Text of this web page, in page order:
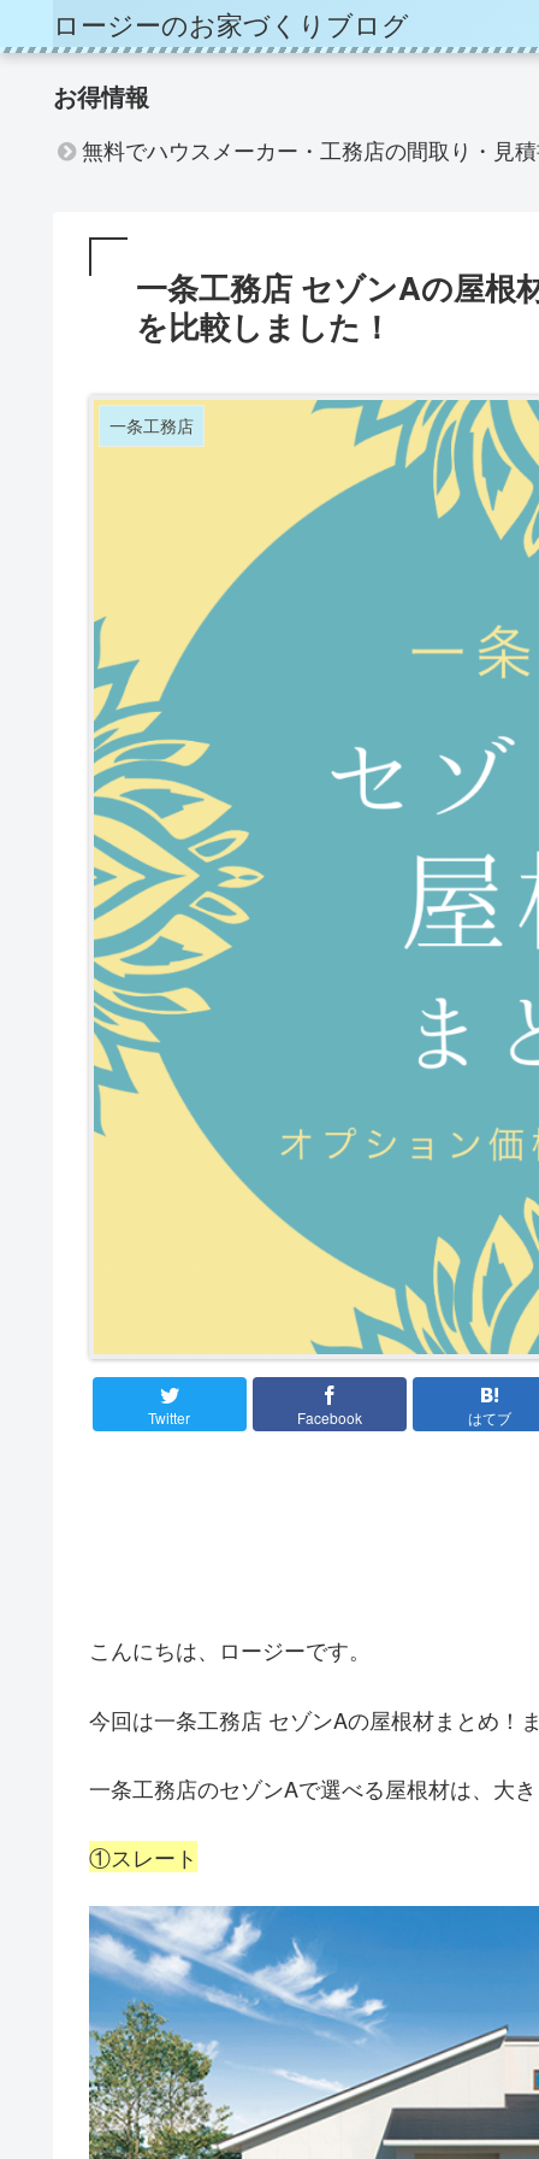
ロージーのお家づくりブログ
お得情報
無料でハウスメーカー・工務店の間取り・見
一条工務店 セゾンAの屋根
を比較しました！
一条工務店
Twitter Facebook はてブ
こんにちは、ロージーです。
今回は一条工務店 セゾンAの屋根材まとめ！
一条工務店のセゾンAで選べる屋根材は、大
①スレート